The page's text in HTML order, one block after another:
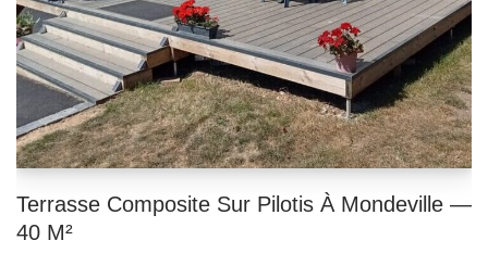
Terrasse Composite Sur Pilotis À Mondeville —
40 M²